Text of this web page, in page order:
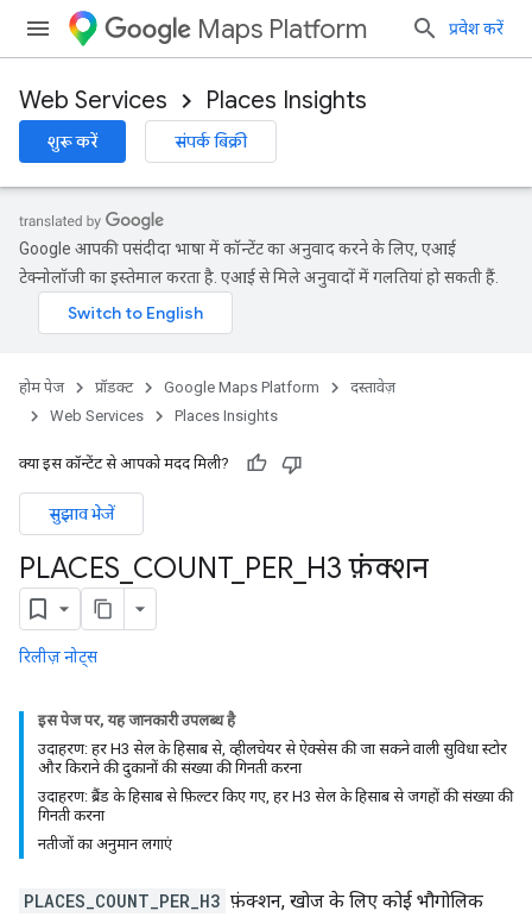
Maps Platform प्रवेश करें
Web Services Places Insights
शुरू करें संपर्क बिक्री
Google आपकी पसंदीदा भाषा में कॉन्टेंट का अनुवाद करने के लिए, एआई
टेक्नोलॉजी का इस्तेमाल करता है. एआई से मिले अनुवादों में गलतियां हो सकती हैं.
होम पेज प्रॉडक्ट Google Maps Platform
दस्तावेज़
Web Services
Places Insights
क्या इस कॉन्टेंट से आपको मदद मिली?
सुझाव भेजें
PLACES COUNT_ PER H3 फ़ंक्शन
रिलीज़ नोट्स
इस पेज पर, यह जानकारी उपलब्ध है
उदाहरण: हर H3 सेल के हिसाब से, व्हीलचेयर से ऐक्सेस की जा सकने वाली सुविधा स्टोर
और किराने की दुकानों की संख्या की गिनती करना
उदाहरण: ब्रैंड के हिसाब से फ़िल्टर किए गए, हर H3 सेल के हिसाब से जगहों की संख्या की
गिनती करना
नतीजों का अनुमान लगाएं
PLACES_COUNT_PER_H3 फ़ंक्शन, खोज के लिए कोई भौगोलिक